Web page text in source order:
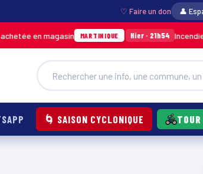
♡ Faire un don 👤
MARTINIQUE Hier · 21h54 Incendie à Ducos :
🌀 SAISON CYCLONIQUE